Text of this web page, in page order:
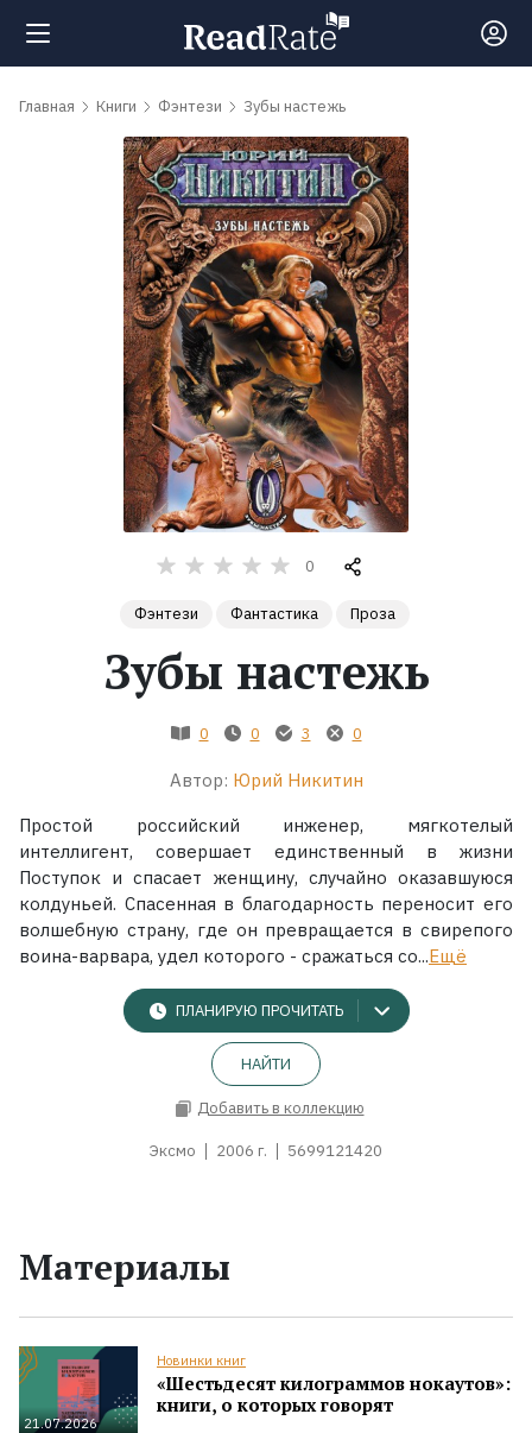
Поиск
Рейтинги
обсуждаемые
Главная Книги Фэнтези Зубы настежь
0
Фэнтези Фантастика Проза
Зубы настежь
0 0 3 0
Автор: Юрий Никитин
Простой российский инженер, мягкотелый
интеллигент, совершает единственный в жизни
Поступок и спасает женщину, случайно оказавшуюся
колдуньей. Спасенная в благодарность переносит его
волшебную страну, где он превращается в свирепого
воина-варвара, удел которого - сражаться со...Ещё
ПЛАНИРУЮ ПРОЧИТАТЬ
НАЙТИ
Добавить в коллекцию
Эксмо 2006 г. 5699121420
Материалы
21.07.2026
Новинки книг
«Шестьдесят килограммов нокаутов»:
книги, о которых говорят